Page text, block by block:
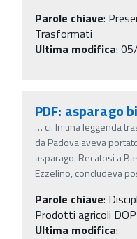
Parole chiave:
Trasformati
Ultima modifica:
PDF: asparago
… ci. In una leggenda
da Padova aveva
asparago. Recatosi a
Ezzelino, concludeva
Parole chiave:
Prodotti agricoli
Ultima modifica: